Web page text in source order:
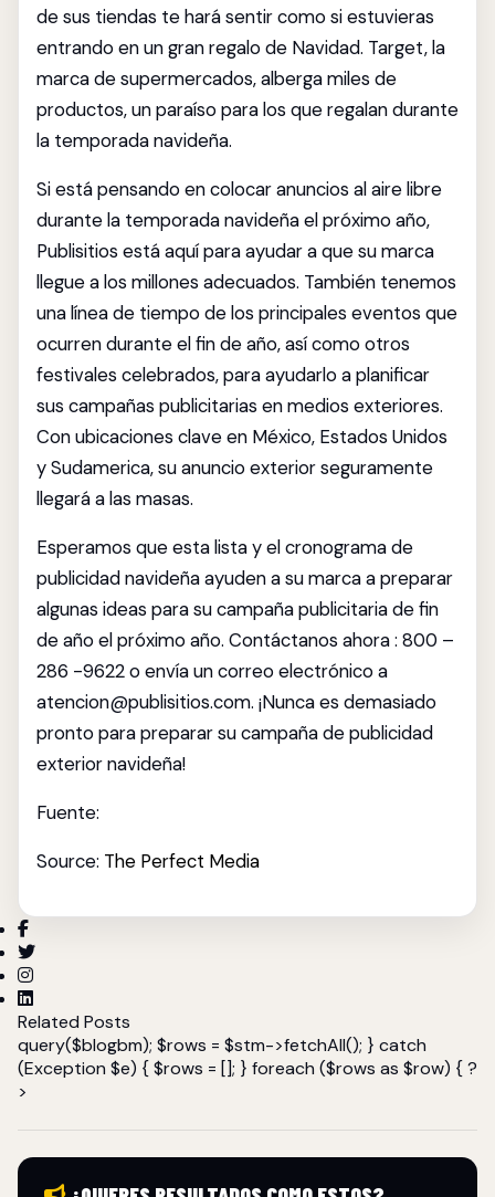
de sus tiendas te hará sentir como si estuvieras
entrando en un gran regalo de Navidad. Target, la
marca de supermercados, alberga miles de
productos, un paraíso para los que regalan durante
la temporada navideña.
Si está pensando en colocar anuncios al aire libre
durante la temporada navideña el próximo año,
Publisitios está aquí para ayudar a que su marca
llegue a los millones adecuados. También tenemos
una línea de tiempo de los principales eventos que
ocurren durante el fin de año, así como otros
festivales celebrados, para ayudarlo a planificar
sus campañas publicitarias en medios exteriores.
Con ubicaciones clave en México, Estados Unidos
y Sudamerica, su anuncio exterior seguramente
llegará a las masas.
Esperamos que esta lista y el cronograma de
publicidad navideña ayuden a su marca a preparar
algunas ideas para su campaña publicitaria de fin
de año el próximo año. Contáctanos ahora : 800 –
286 -9622 o envía un correo electrónico a
atencion@publisitios.com. ¡Nunca es demasiado
pronto para preparar su campaña de publicidad
exterior navideña!
Fuente:
Source: The Perfect Media
Related Posts
query($blogbm); $rows = $stm->fetchAll(); } catch
(Exception $e) { $rows = []; } foreach ($rows as $row) { ?
>